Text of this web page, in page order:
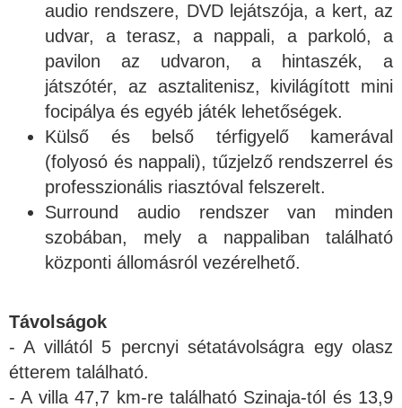
audio rendszere, DVD lejátszója, a kert, az
udvar, a terasz, a nappali, a parkoló, a
pavilon az udvaron, a hintaszék, a
játszótér, az asztalitenisz, kivilágított mini
focipálya és egyéb játék lehetőségek.
Külső és belső térfigyelő kamerával
(folyosó és nappali), tűzjelző rendszerrel és
professzionális riasztóval felszerelt.
Surround audio rendszer van minden
szobában, mely a nappaliban található
központi állomásról vezérelhető.
Távolságok
- A villától 5 percnyi sétatávolságra egy olasz
étterem található.
- A villa 47,7 km-re található Szinaja-tól és 13,9